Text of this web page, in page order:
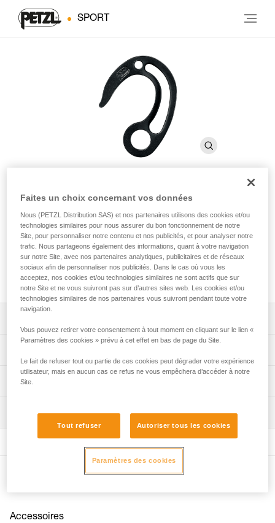
SPORT
FIFI
Crochet de suspension pour l’escalade artificielle
Crochet pour le positionnement, la progression et le hissage
de charges.
La rainure permet de relier un système de récupération au
MAILLON RAPIDE n° 5. Le maillon est libre de se
déplacer dans la rainure, ce qui facilite la récupération de
la charge par le haut.
Matière(s): acier
Spécifications référence(s)
Garantie : 3 ans
Conditionnement : 1
Informations techniques
Télécharger le pdf technical-notice-FIFI-2
Inspection
Accessoires
Faites un choix concernant vos données
Nous (PETZL Distribution SAS) et nos partenaires utilisons des cookies et/ou
technologies similaires pour nous assurer du bon fonctionnement de notre
Site, pour personnaliser notre contenu et nos publicités, et pour analyser notre
trafic. Nous partageons également des informations, quant à votre navigation
sur notre Site, avec nos partenaires analytiques, publicitaires et de réseaux
sociaux afin de personnaliser nos publicités. Dans le cas où vous les
acceptez, nos cookies et/ou technologies similaires ne sont actifs que sur
notre Site et ne vous suivront pas sur d’autres sites web. Les cookies et/ou
technologies similaires de nos partenaires vous suivront pendant toute votre
navigation.
Vous pouvez retirer votre consentement à tout moment en cliquant sur le lien «
Paramètres des cookies » prévu à cet effet en bas de page du Site.
Le fait de refuser tout ou partie de ces cookies peut dégrader votre expérience
utilisateur, mais en aucun cas ce refus ne vous empêchera d’accéder à notre
Site.
Tout refuser Autoriser tous les cookies
Paramètres des cookies